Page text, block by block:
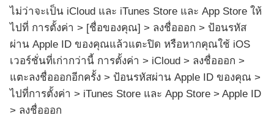
ไม่ว่าจะเป็น iCloud และ iTunes Store และ App Store ให้
ไปที่ การตั้งค่า > [ชื่อของคุณ] > ลงชื่อออก > ป้อนรหัส
ผ่าน Apple ID ของคุณแล้วแตะปิด หรือหากคุณใช้ iOS
เวอร์ชั่นที่เก่ากว่านี้ การตั้งค่า > iCloud > ลงชื่อออก >
แตะลงชื่อออกอีกครั้ง > ป้อนรหัสผ่าน Apple ID ของคุณ >
ไปที่การตั้งค่า > iTunes Store และ App Store > Apple ID
> ลงชื่อออก